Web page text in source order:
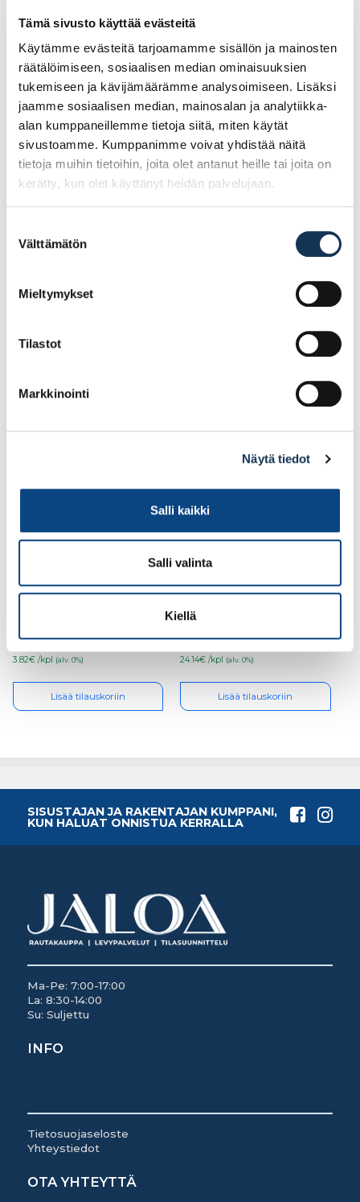
Tämä sivusto käyttää evästeitä
Käytämme evästeitä tarjoamamme sisällön ja mainosten
räätälöimiseen, sosiaalisen median ominaisuuksien
tukemiseen ja kävijämäärämme analysoimiseen. Lisäksi
jaamme sosiaalisen median, mainosalan ja analytiikka-
alan kumppaneillemme tietoja siitä, miten käytät
sivustoamme. Kumppanimme voivat yhdistää näitä
tietoja muihin tietoihin, joita olet antanut heille tai joita on
kerätty, kun olet käyttänyt heidän palvelujaan.
valinta
Välttämätön
Mieltymykset
Tilastot
Markkinointi
Näytä tiedot
Salli kaikki
Salli valinta
Kiellä
Tutustu myös
Kubala 1413
maalikaavin varaterä
3.82€ /kpl (alv. 0%)
Lisää tilauskoriin
Kubala 1353 vesivaaka
profi 60cm
24.14€ /kpl (alv. 0%)
Lisää tilauskoriin
SISUSTAJAN JA RAKENTAJAN KUMPPANI,
KUN HALUAT ONNISTUA KERRALLA
Ma-Pe: 7:00-17:00
La: 8:30-14:00
Su: Suljettu
INFO
Tietosuojaseloste
Yhteystiedot
OTA YHTEYTTÄ